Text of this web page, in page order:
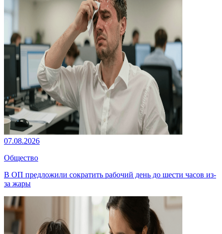
07.08.2026
Общество
В ОП предложили сократить рабочий день до шести часов из-
за жары